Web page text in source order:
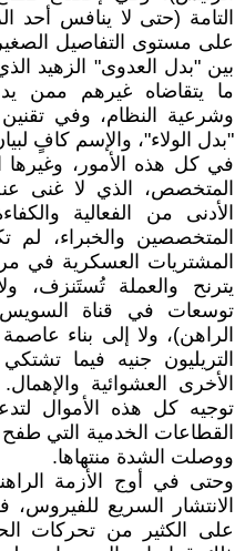
التامة (حتى لا ينافس أحد
على مستوى التفاصيل
بين "بدل العدوى" الزهيد
ما يتقاضاه غيرهم ممن
وشرعية النظام، وفي
"بدل الولاء"، والإسم كافٍ
في كل هذه الأمور، وغيرها
المتخصص، الذي لا غنى
الأدنى من الفعالية
المتخصصين والخبراء،
المشتريات العسكرية في
يترنح والعملة تُستَنزف،
توسعات في قناة
الراهن)، ولا إلى بناء
التريليون جنيه فيما
الأخرى العشوائية
توجيه كل هذه الأموال
القطاعات الخدمية التي طفح
ووصلت الشدة منتهاها.
وحتى في أوج الأزمة
الانتشار السريع
على الكثير من تحركات